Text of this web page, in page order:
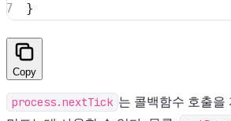
}
Copy
process.nextTick 는 콜백함수 호출을